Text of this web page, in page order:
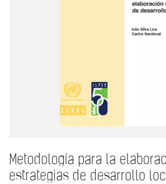
Metodología para la
estrategias de desarrollo